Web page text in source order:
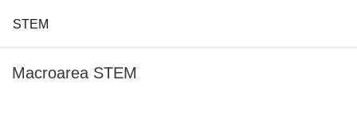
STEM
Macroarea STEM